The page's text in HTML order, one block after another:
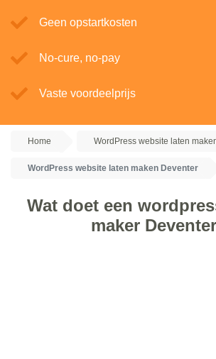
Geen opstartkosten
No-cure, no-pay
Vaste voordeelprijs
Home WordPress website laten
WordPress website laten maken Deventer
Wat doet een
maker